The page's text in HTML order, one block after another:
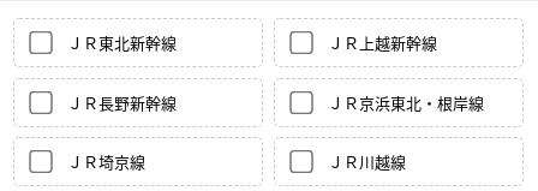
ＪＲ東北新幹線 ＪＲ上越新幹線
ＪＲ長野新幹線 ＪＲ京浜東北・根岸線
ＪＲ埼京線 ＪＲ川越線